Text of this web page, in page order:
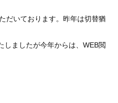
だいております。昨年は切替猶
しましたが今年からは、WEB閲